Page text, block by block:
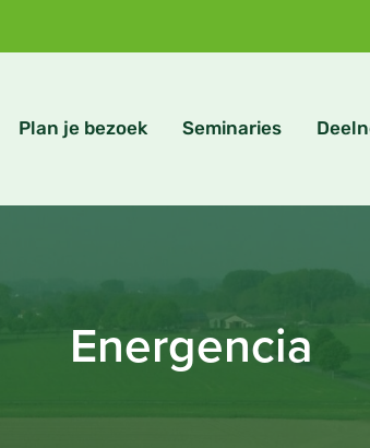
Plan je bezoek Seminaries
Energencia